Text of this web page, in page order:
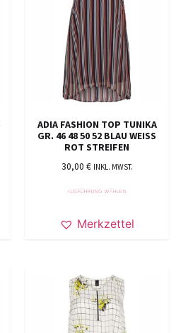
ADIA FASHION TOP TUNIKA
GR. 46 48 50 52 BLAU WEISS
ROT STREIFEN
30,00 € INKL. MWST.
AUSFÜHRUNG WÄHLEN
Merkzettel